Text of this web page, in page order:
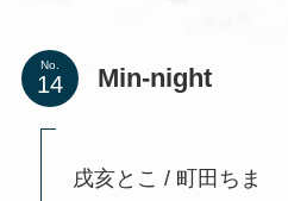
No. Min-night
戌亥とこ / 町田ちま